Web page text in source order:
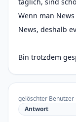
Wenn man
News, deshalb
Bin trotzdem
gelöschter Benutzer
Antwort